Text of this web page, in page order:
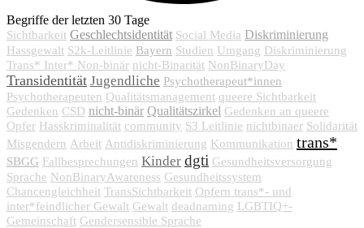
Begriffe der letzten 30 Tage
Sichtbarkeit Geschlechtsidentität Social Media Diskriminierung
Hassgewalt S2k-Leitlinie Bayern Studien Umgang Diskriminierung
Trans* Inter* Non-binär nicht-Binarität NonBinaryDay
Transidentität Jugendliche Psychotherapeut*innen
Psychotherapeuten Qualitätsmanagement queere Sichtbarkeit
Gedenken CSD nicht-binär Qualitätszirkel Gedenken an queere
Opfer Hasskriminalität community S3 Leitlinie nichtbinaer Solidarität
Misgendern Arbeit Antidiskriminierung Kommunikation trans*
SBGG Fallbesprechungen Kinder dgti Gesundheitsversorgung
Sprache NonBinaryAwareness Gesundheitssystem
Chancengleichheit TransSichtbarkeit Opfern trans*- und
inter*feindlicher Gewalt Gewalt deadnaming LGBTIQ+-
Gemeinschaft Gendersensible Sprache